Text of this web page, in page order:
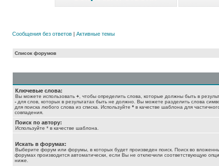
Сообщения без ответов | Активные темы
Список форумов
Ключевые слова:
Вы можете использовать + , чтобы определить слова, которые должны быть в
- для слов, которых в результатах быть не должно. Вы можете разделить слова
для поиска любого слова из списка. Используйте * в качестве шаблона для
совпадения.
Поиск по автору:
Используйте * в качестве шаблона.
Искать в форумах:
Выберите форум или форумы, в которых будет произведен поиск. Поиск во
форумах производится автоматически, если Вы не отключили соответствующую
ниже.